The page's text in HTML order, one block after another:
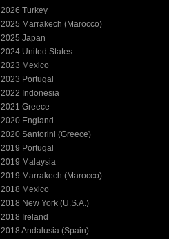
2026 Turkey
2025 Marrakech (Marocco)
2025 Japan
2024 United States
2023 Mexico
2023 Portugal
2022 Indonesia
2021 Greece
2020 England
2020 Santorini (Greece)
2019 Portugal
2019 Malaysia
2019 Marrakech (Marocco)
2018 Mexico
2018 New York (U.S.A.)
2018 Ireland
2018 Andalusia (Spain)